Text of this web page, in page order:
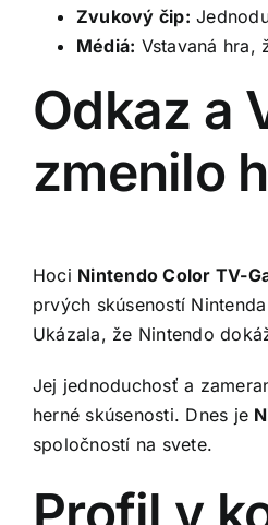
Zvukový čip:
Médiá: Vstavaná hra,
Odkaz a
zmenilo
Hoci Nintendo Color TV-
prvých skúseností
Ukázala, že Nintendo
Jej jednoduchosť a
herné skúsenosti. Dnes je
spoločností na svete.